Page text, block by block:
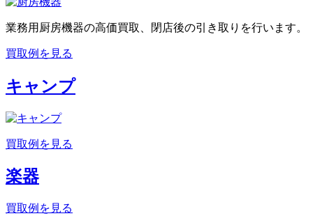
業務用厨房機器の高価買取、閉店後の引き取りを行います。
買取例を見る
キャンプ
買取例を見る
楽器
買取例を見る